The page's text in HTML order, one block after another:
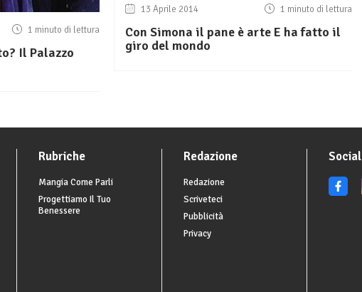
1 minuto di lettura
Il Palazzo
13 Aprile 2014 1 minuto di lettura
Con Simona il pane è arte E ha fatto il
giro del mondo
Rubriche
Mangia Come Parli
Progettiamo Il Tuo
Benessere
Redazione
Redazione
Scriveteci
Pubblicità
Privacy
Social